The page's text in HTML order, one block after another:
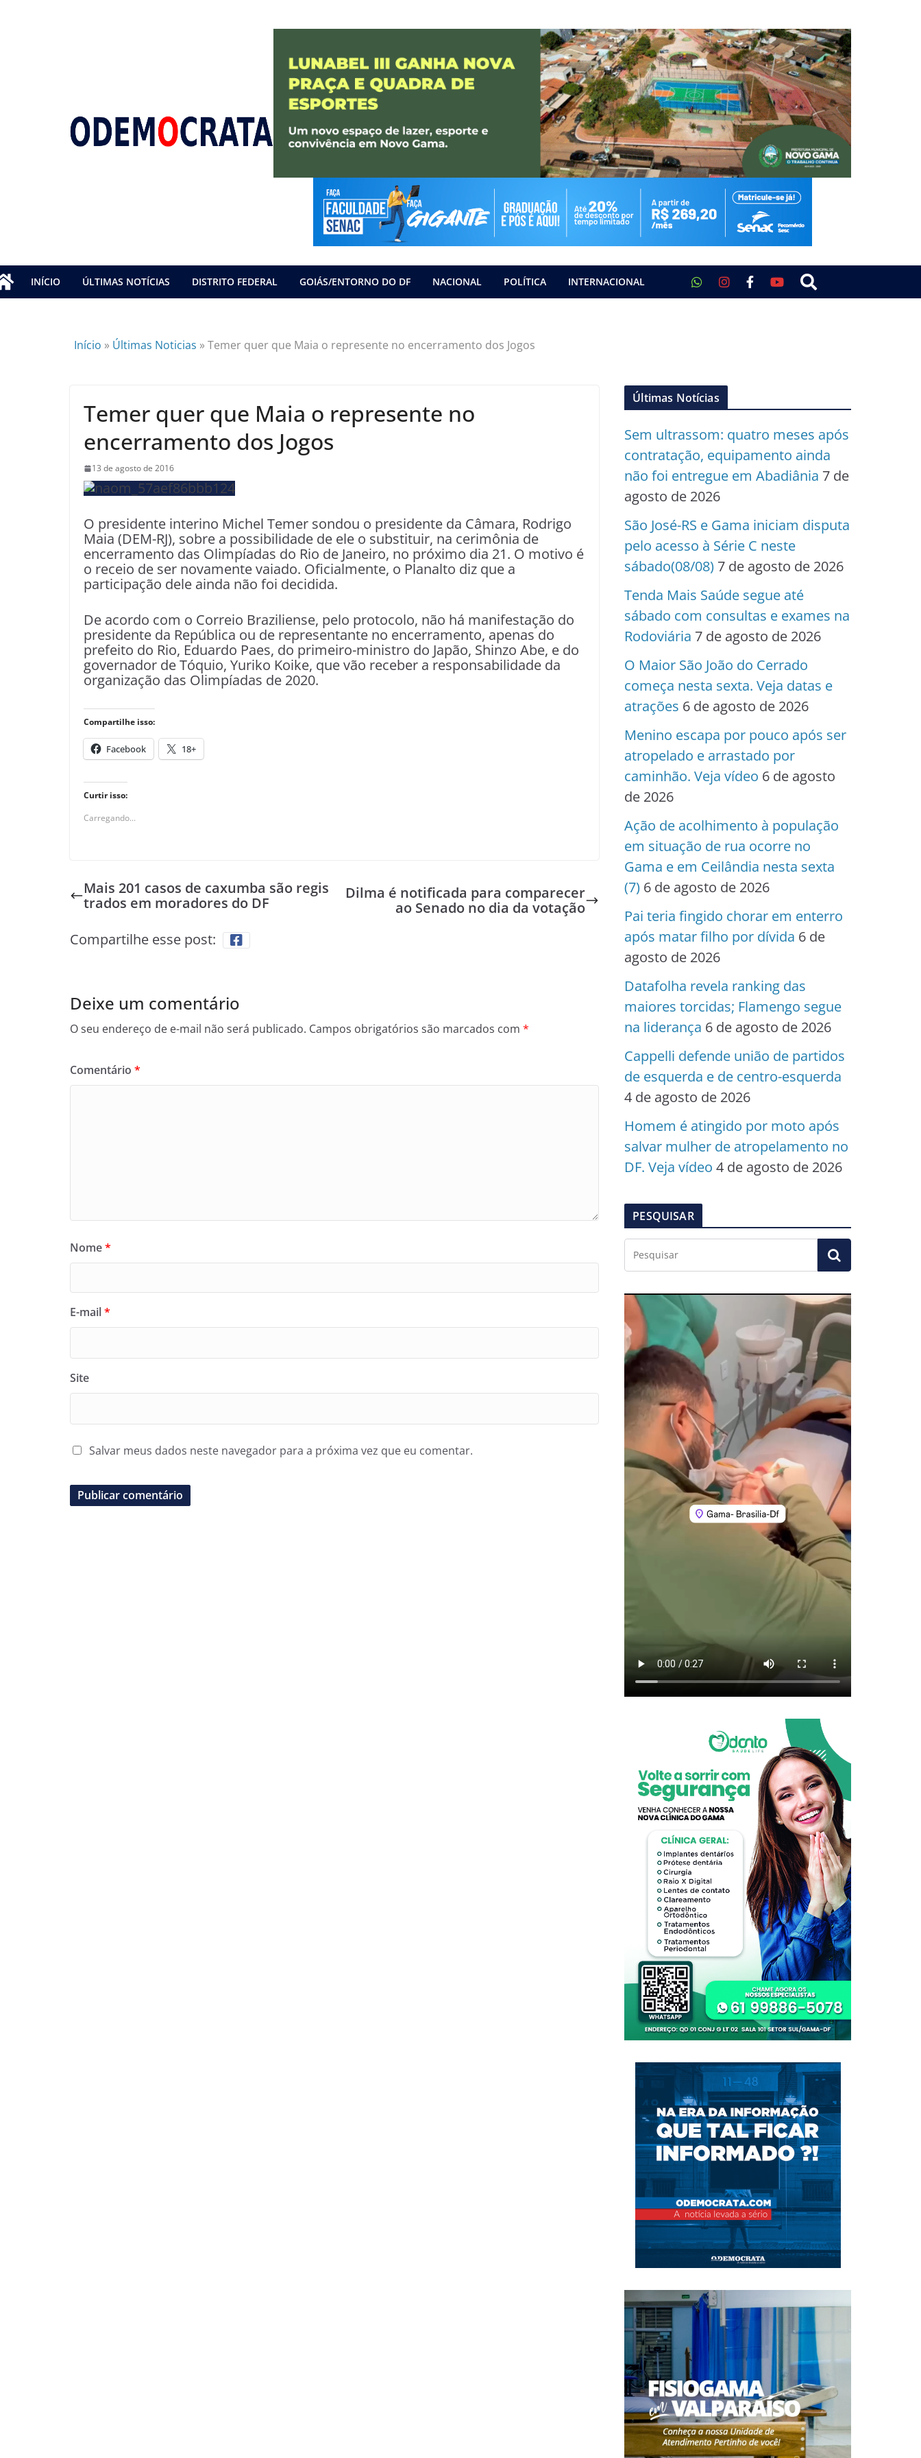
INÍCIO ÚLTIMAS NOTÍCIAS DISTRITO FEDERAL GOIÁS/ENTORNO DO DF NACIONAL POLÍTICA INTERNACIONAL
Início » Últimas Noticias »Temer quer que Maia o represente no encerramento dos Jogos
Temer quer que Maia o represente no
encerramento dos Jogos
13 de agosto de 2016
O presidente interino Michel Temer sondou o presidente da Câmara, Rodrigo
Maia (DEM-RJ), sobre a possibilidade de ele o substituir, na cerimônia de
encerramento das Olimpíadas do Rio de Janeiro, no próximo dia 21. O motivo é
o receio de ser novamente vaiado. Oficialmente, o Planalto diz que a
participação dele ainda não foi decidida.
De acordo com o Correio Braziliense, pelo protocolo, não há manifestação do
presidente da República ou de representante no encerramento, apenas do
prefeito do Rio, Eduardo Paes, do primeiro-ministro do Japão, Shinzo Abe, e do
governador de Tóquio, Yuriko Koike, que vão receber a responsabilidade da
organização das Olimpíadas de 2020.
Compartilhe isso:
Facebook 18+
Curtir isso:
Carregando...
Mais 201 casos de caxumba são regis
trados em moradores do DF
Dilma é notificada para comparecer
ao Senado no dia da votação
Compartilhe esse post:
Deixe um comentário
O seu endereço de e-mail não será publicado. Campos obrigatórios são marcados com *
Comentário *
Nome*
E-mail*
Site
Salvar meus dados neste navegador para a próxima vez que eu comentar.
Últimas Notícias
Sem ultrassom: quatro meses após
contratação, equipamento ainda
não foi entregue em Abadiânia 7 de
agosto de 2026
São José-RS e Gama iniciam disputa
pelo acesso à Série C neste
sábado(08/08) 7 de agosto de 2026
Tenda Mais Saúde segue até
sábado com consultas e exames na
Rodoviária 7 de agosto de 2026
O Maior São João do Cerrado
começa nesta sexta. Veja datas e
atrações 6 de agosto de 2026
Menino escapa por pouco após ser
atropelado e arrastado por
caminhão. Veja vídeo 6 de agosto
de 2026
Ação de acolhimento à população
em situação de rua ocorre no
Gama e em Ceilândia nesta sexta
(7) 6 de agosto de 2026
Pai teria fingido chorar em enterro
após matar filho por dívida 6 de
agosto de 2026
Datafolha revela ranking das
maiores torcidas; Flamengo segue
na liderança 6 de agosto de 2026
Cappelli defende união de partidos
de esquerda e de centro-esquerda
4 de agosto de 2026
Homem é atingido por moto após
salvar mulher de atropelamento no
DF. Veja vídeo 4 de agosto de 2026
PESQUISAR